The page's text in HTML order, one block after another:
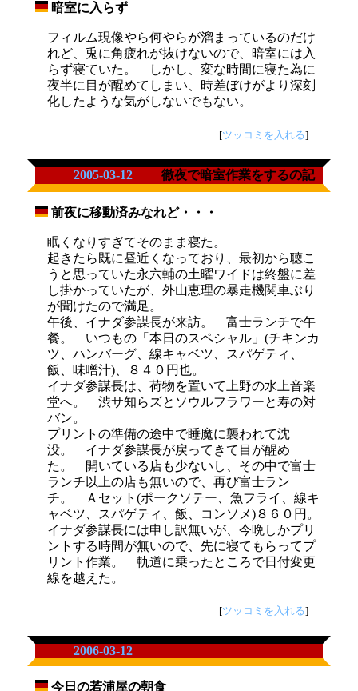
暗室に入らず
フィルム現像やら何やらが溜まっているのだけ
れど、兎に角疲れが抜けないので、暗室には入
らず寝ていた。 しかし、変な時間に寝た為に
夜半に目が醒めてしまい、時差ぼけがより深刻
化したような気がしないでもない。
[ツッコミを入れる]
2005-03-12 徹夜で暗室作業をするの記
前夜に移動済みなれど・・・
眠くなりすぎてそのまま寝た。
起きたら既に昼近くなっており、最初から聴こ
うと思っていた永六輔の土曜ワイドは終盤に差
し掛かっていたが、外山恵理の暴走機関車ぶり
が聞けたので満足。
午後、イナダ参謀長が来訪。 富士ランチで午
餐。 いつもの「本日のスペシャル」(チキンカ
ツ、ハンバーグ、線キャベツ、スパゲティ、
飯、味噌汁)、８４０円也。
イナダ参謀長は、荷物を置いて上野の水上音楽
堂へ。 渋サ知らズとソウルフラワーと寿の対
バン。
プリントの準備の途中で睡魔に襲われて沈
没。 イナダ参謀長が戻ってきて目が醒め
た。 開いている店も少ないし、その中で富士
ランチ以上の店も無いので、再び富士ラン
チ。 Ａセット(ポークソテー、魚フライ、線キ
ャベツ、スパゲティ、飯、コンソメ)８６０円。
イナダ参謀長には申し訳無いが、今晩しかプリ
ントする時間が無いので、先に寝てもらってプ
リント作業。 軌道に乗ったところで日付変更
線を越えた。
[ツッコミを入れる]
2006-03-12
今日の若浦屋の朝食